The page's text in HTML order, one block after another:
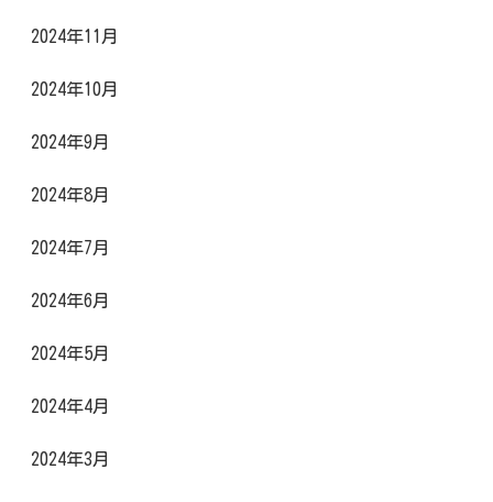
2024年11月
2024年10月
2024年9月
2024年8月
2024年7月
2024年6月
2024年5月
2024年4月
2024年3月